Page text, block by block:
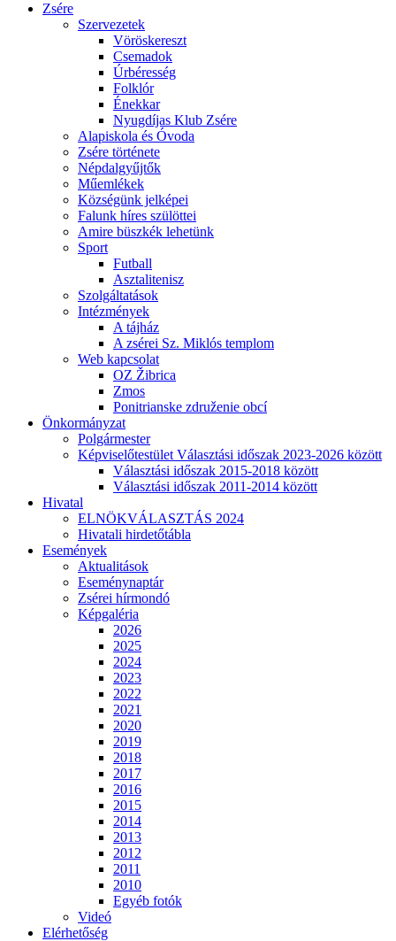
Zsére
Szervezetek
Vöröskereszt
Csemadok
Úrbéresség
Folklór
Énekkar
Nyugdíjas Klub Zsére
Alapiskola és Óvoda
Zsére története
Népdalgyűjtők
Műemlékek
Községünk jelképei
Falunk híres szülöttei
Amire büszkék lehetünk
Sport
Futball
Asztalitenisz
Szolgáltatások
Intézmények
A tájház
A zsérei Sz. Miklós templom
Web kapcsolat
OZ Žibrica
Zmos
Ponitrianske združenie obcí
Önkormányzat
Polgármester
Képviselőtestület Választási időszak 2023-2026 között
Választási időszak 2015-2018 között
Választási időszak 2011-2014 között
Hivatal
ELNÖKVÁLASZTÁS 2024
Hivatali hirdetőtábla
Események
Aktualitások
Eseménynaptár
Zsérei hírmondó
Képgaléria
2026
2025
2024
2023
2022
2021
2020
2019
2018
2017
2016
2015
2014
2013
2012
2011
2010
Egyéb fotók
Videó
Elérhetőség